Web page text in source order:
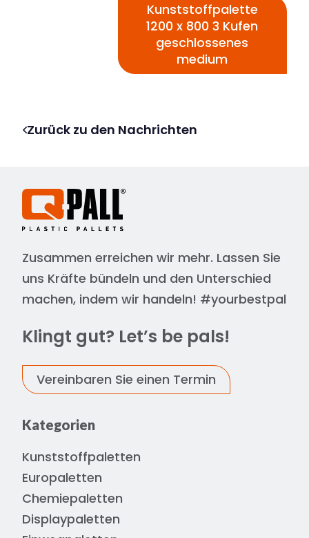
Kunststoffpalette
1200 x 800 3 Kufen
geschlossenes
medium
Zurück zu den Nachrichten
Zusammen erreichen wir mehr. Lassen Sie
uns Kräfte bündeln und den Unterschied
machen, indem wir handeln! #yourbestpal
Klingt gut? Let’s be pals!
Vereinbaren Sie einen Termin
Kategorien
Kunststoffpaletten
Europaletten
Chemiepaletten
Displaypaletten